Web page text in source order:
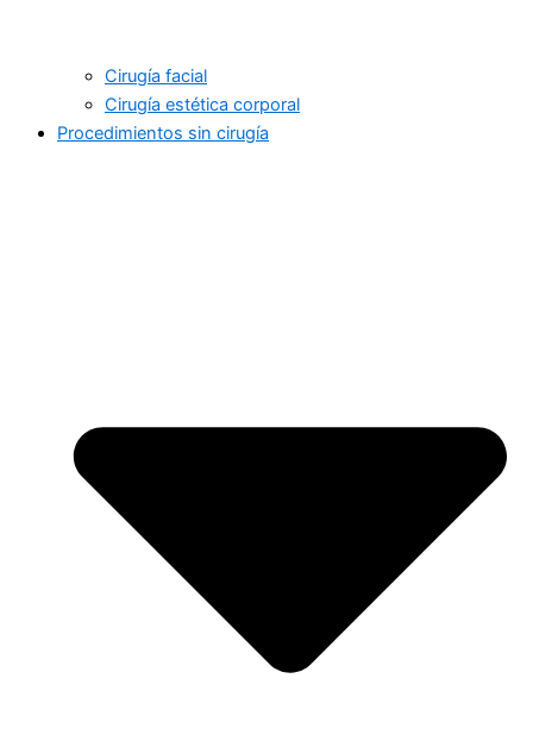
Cirugía facial
Cirugía estética corporal
Procedimientos sin cirugía